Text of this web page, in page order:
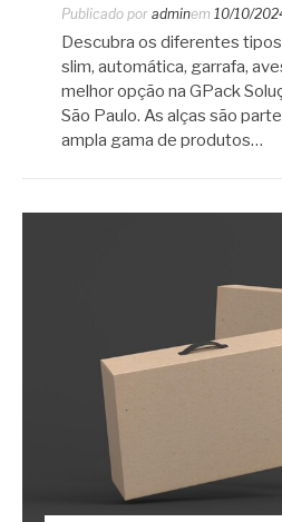
Publicado por adminem 10/10/
Descubra os diferentes
slim, automática, garrafa,
melhor opção na GPack
São Paulo. As alças são
ampla gama de produtos…